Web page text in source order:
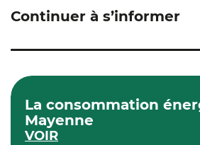
Continuer à s’informer
La consommation
Mayenne
VOIR